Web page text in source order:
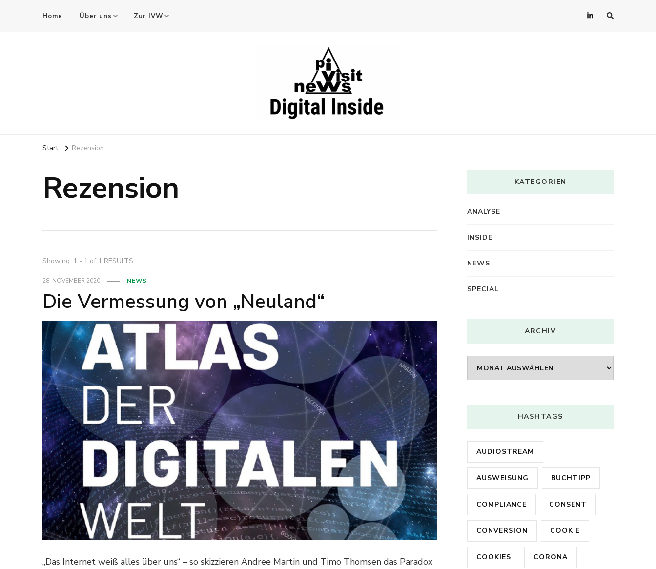
Home Über uns Zur IVW
Start Rezension
Rezension
Showing: 1 - 1 of 1 RESULTS
28. NOVEMBER 2020 NEWS
Die Vermessung von „Neuland“
„Das Internet weiß alles über uns“ – so skizzieren Andree Martin und Timo Thomsen das Paradox
KATEGORIEN
ANALYSE
INSIDE
NEWS
SPECIAL
ARCHIV
Archiv
HASHTAGS
AUDIOSTREAM
AUSWEISUNG BUCHTIPP
COMPLIANCE CONSENT
CONVERSION COOKIE
COOKIES CORONA